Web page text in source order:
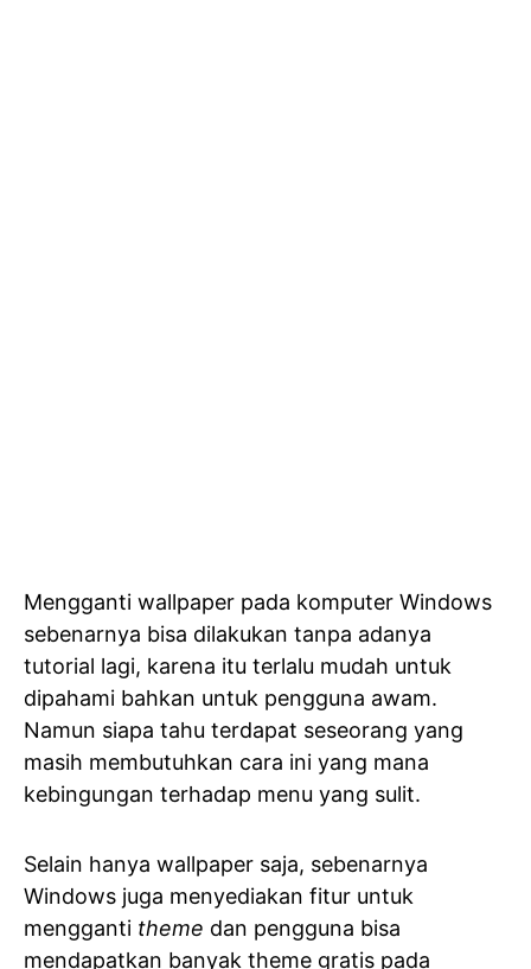
Mengganti wallpaper pada komputer Windows
sebenarnya bisa dilakukan tanpa adanya
tutorial lagi, karena itu terlalu mudah untuk
dipahami bahkan untuk pengguna awam.
Namun siapa tahu terdapat seseorang yang
masih membutuhkan cara ini yang mana
kebingungan terhadap menu yang sulit.
Selain hanya wallpaper saja, sebenarnya
Windows juga menyediakan fitur untuk
mengganti theme dan pengguna bisa
mendapatkan banyak theme gratis pada